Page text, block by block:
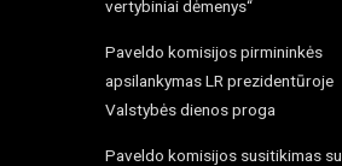
vertybiniai dėmenys“
Paveldo komisijos pirmininkės
apsilankymas LR prezidentūroje
Valstybės dienos proga
Paveldo komisijos susitikimas su